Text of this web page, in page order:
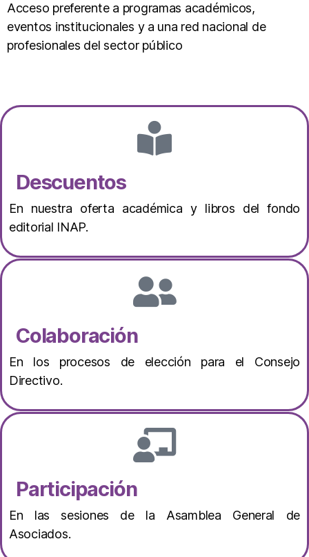
Acceso preferente a programas académicos,
eventos institucionales y a una red nacional de
profesionales del sector público
Descuentos
En nuestra oferta académica y libros del fondo
editorial INAP.
Colaboración
En los procesos de elección para el Consejo
Directivo.
Participación
En las sesiones de la Asamblea General de
Asociados.